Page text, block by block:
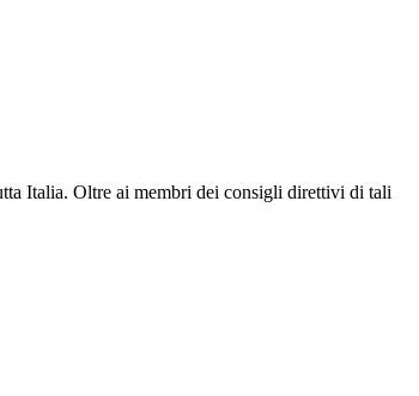
Italia. Oltre ai membri dei consigli direttivi di tali